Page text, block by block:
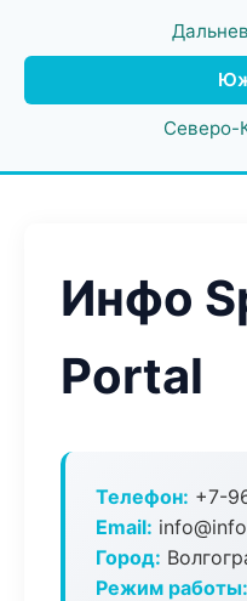
Северо-
Инфо
Portal
Телефон: +7-
Email:
Город:
Режим работы: